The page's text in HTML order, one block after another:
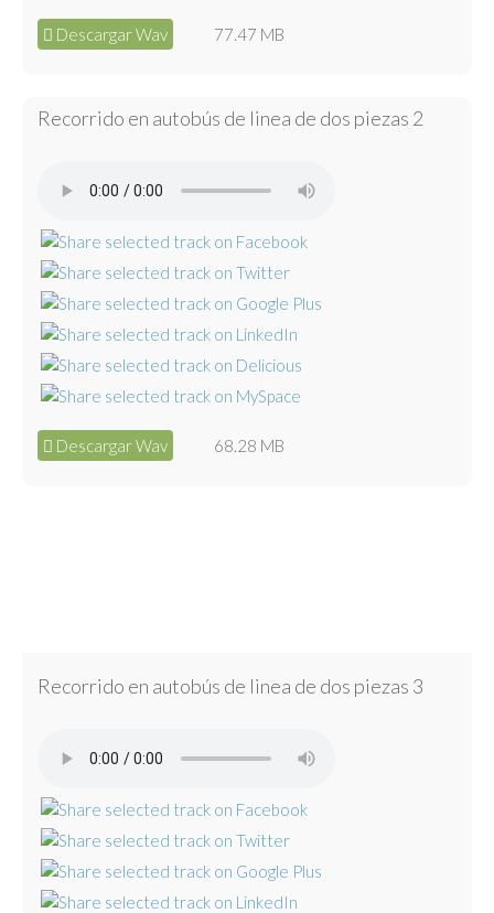
Descargar Wav 77.47 MB
Recorrido en autobús de linea de dos piezas 2
Descargar Wav 68.28 MB
Recorrido en autobús de linea de dos piezas 3